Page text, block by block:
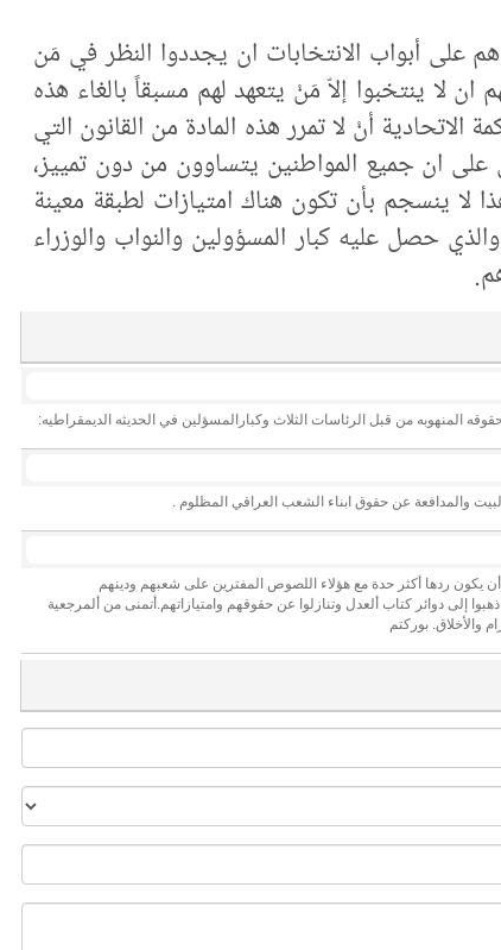
على أبواب الانتخابات ان يجددوا النظر في مَن
ان لا ينتخبوا إلاّ مَنْ يتعهد لهم مسبقاً بالغاء هذه
الاتحادية أنْ لا تمرر هذه المادة من القانون التي
ان جميع المواطنين يتساوون من دون تمييز،
لا ينسجم بأن تكون هناك امتيازات لطبقة معينة
حصل عليه كبار المسؤولين والنواب والوزراء
المنهوبه من قبل الرئاسات الثلاث وكبارالمسؤلين في الحديثه الديمقراطيه:
والمدافعة عن حقوق ابناء الشعب العراقي المظلوم .
يكون ردها أكثر حدة مع هؤلاء اللصوص المفترين على شعبهم ودينهم
إلى دوائر كتاب ألعدل وتنازلوا عن حقوقهم وامتيازاتهم.أتمنى من ألمرجعية
والأخلاق. بوركتم